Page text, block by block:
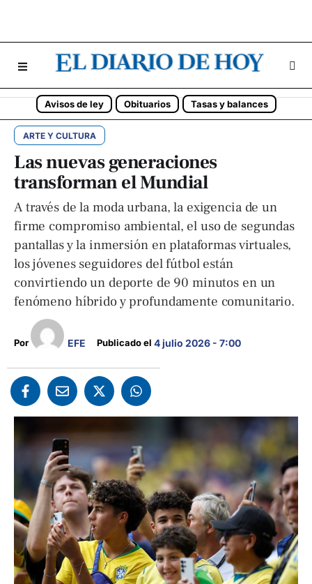
Avisos de ley Obituarios Tasas y balances
ARTE Y CULTURA
Las nuevas generaciones
transforman el Mundial
A través de la moda urbana, la exigencia de un
firme compromiso ambiental, el uso de segundas
pantallas y la inmersión en plataformas virtuales,
los jóvenes seguidores del fútbol están
convirtiendo un deporte de 90 minutos en un
fenómeno híbrido y profundamente comunitario.
Por EFE Publicado el 4 julio 2026 - 7:00